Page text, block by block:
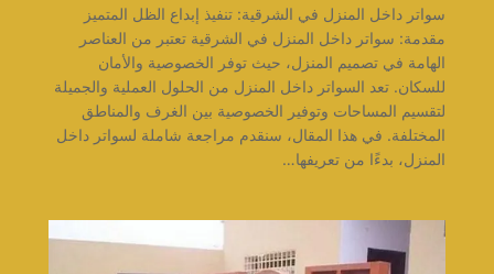
سواتر داخل المنزل في الشرقية: تنفيذ إبداع الظل المتميز
مقدمة: سواتر داخل المنزل في الشرقية تعتبر من العناصر
الهامة في تصميم المنزل، حيث توفر الخصوصية والأمان
للسكان. تعد السواتر داخل المنزل من الحلول العملية والجميلة
لتقسيم المساحات وتوفير الخصوصية بين الغرف والمناطق
المختلفة. في هذا المقال، سنقدم مراجعة شاملة لسواتر داخل
المنزل، بدءًا من تعريفها…